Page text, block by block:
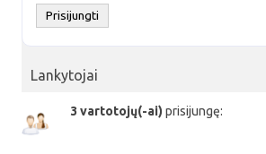
Lankytojai
3 vartotojų(-ai) prisijungę: